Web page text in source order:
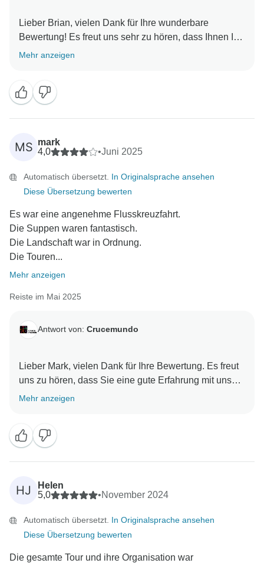
Lieber Brian, vielen Dank für Ihre wunderbare
Bewertung! Es freut uns sehr zu hören, dass Ihnen Ihr
Aufenthalt bei uns gefallen hat. Wir freuen uns darauf,
Mehr anzeigen
MS mark
4,0
•Juni 2025
Automatisch übersetzt. In Originalsprache ansehen
Diese Übersetzung bewerten
Es war eine angenehme Flusskreuzfahrt.
Die Suppen waren fantastisch.
Die Landschaft war in Ordnung.
Die Touren...
Mehr anzeigen
Reiste im Mai 2025
Antwort von: Crucemundo
Lieber Mark, vielen Dank für Ihre Bewertung. Es freut
uns zu hören, dass Sie eine gute Erfahrung mit uns
gemacht haben. Wir werden die Preise für die
Ihrem nächsten Besuch einen Preisnachlass. Wir
freuen uns darauf, Sie wiederzusehen. Beste Grüße,
Mehr anzeigen
HJ
Helen
5,0
•November 2024
Automatisch übersetzt. In Originalsprache ansehen
Diese Übersetzung bewerten
Die gesamte Tour und ihre Organisation war